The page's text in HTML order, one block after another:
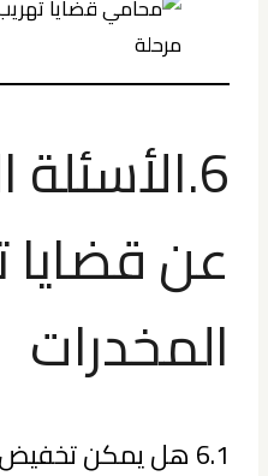
عن قضايا
المخدرات
6.1 هل يمكن تخفيض عقوبة الإعدام؟